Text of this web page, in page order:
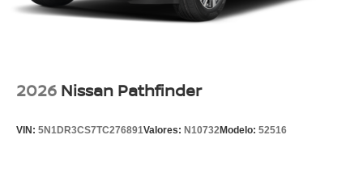
2026 Nissan Pathfinder
VIN: 5N1DR3CS7TC276891Valores: N10732Modelo: 52516